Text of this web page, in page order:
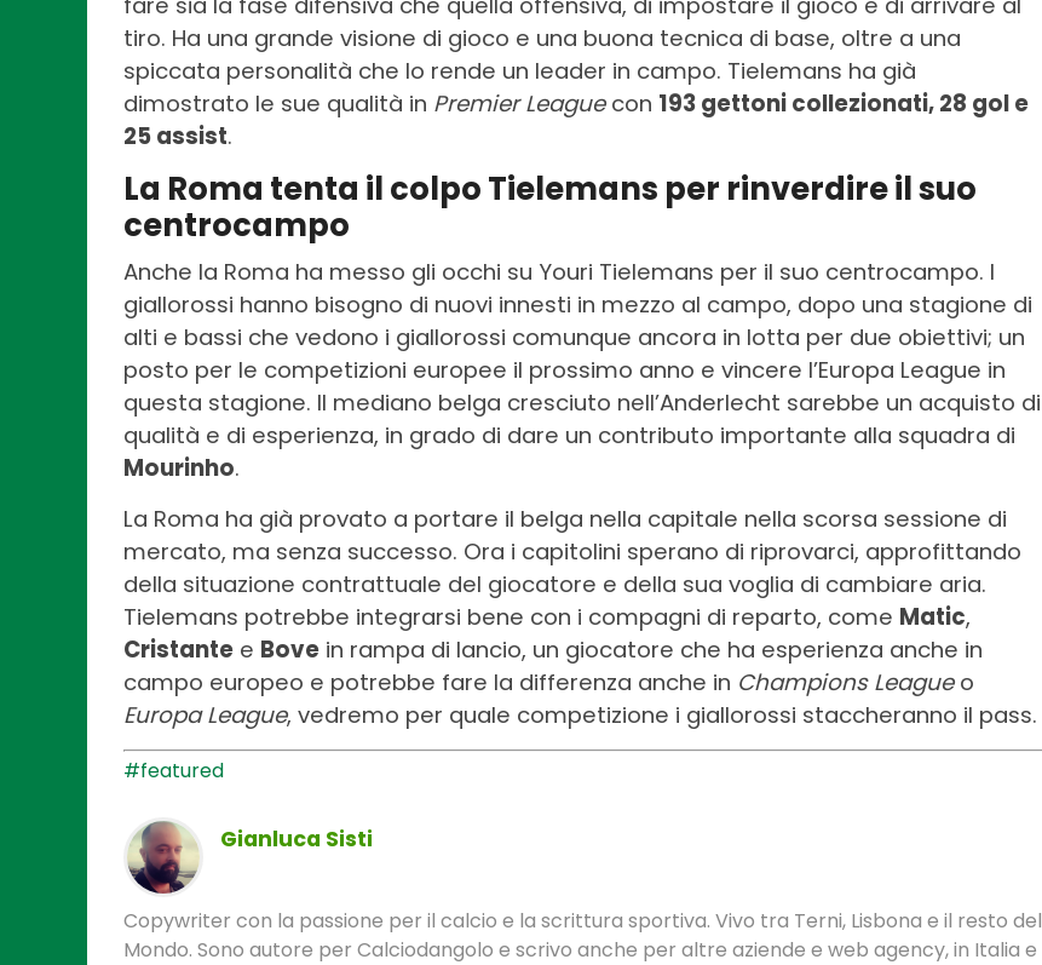
tiro. Ha una grande visione di gioco e una buona tecnica di base, oltre a una
spiccata personalità che lo rende un leader in campo. Tielemans ha già
dimostrato le sue qualità in Premier Leaguecon 193 gettoni collezionati, 28 gol e
25 assist.
La Roma tenta il colpo Tielemans per rinverdire il suo
centrocampo
Anche la Roma ha messo gli occhi su Youri Tielemans per il suo centrocampo. I
giallorossi hanno bisogno di nuovi innesti in mezzo al campo, dopo una stagione di
alti e bassi che vedono i giallorossi comunque ancora in lotta per due obiettivi; un
posto per le competizioni europee il prossimo anno e vincere l’Europa League in
questa stagione. Il mediano belga cresciuto nell’Anderlecht sarebbe un acquisto di
qualità e di esperienza, in grado di dare un contributo importante alla squadra di
Mourinho.
La Roma ha già provato a portare il belga nella capitale nella scorsa sessione di
mercato, ma senza successo. Ora i capitolini sperano di riprovarci, approfittando
della situazione contrattuale del giocatore e della sua voglia di cambiare aria.
Tielemans potrebbe integrarsi bene con i compagni di reparto, come Matic,
Cristante e Bove in rampa di lancio, un giocatore che ha esperienza anche in
campo europeo e potrebbe fare la differenza anche in Champions League o
Europa League, vedremo per quale competizione i giallorossi staccheranno il pass.
#featured
Gianluca Sisti
Copywriter con la passione per il calcio e la scrittura sportiva. Vivo tra Terni, Lisbona e il resto del
Mondo. Sono autore per Calciodangolo e scrivo anche per altre aziende e web agency, in Italia e